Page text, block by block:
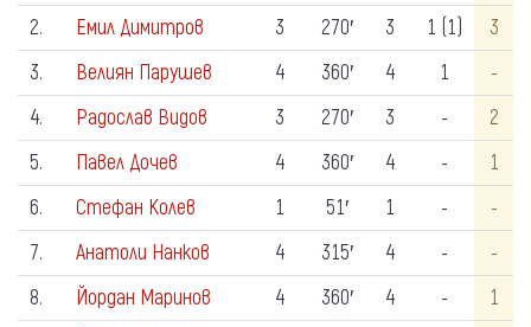
2.
Емил Димитров 3 270′ 3 1 (1)
3
3.
Велиян Парушев 4 360′ 4 1
-
4.
Радослав Видов 3 270′ 3 -
2
5.
Павел Дочев 4 360′ 4 -
1
6.
Стефан Колев 1 51′ 1 -
-
7.
Анатоли Нанков 4 315′ 4 -
-
8.
Йордан Маринов 4 360′ 4 -
1